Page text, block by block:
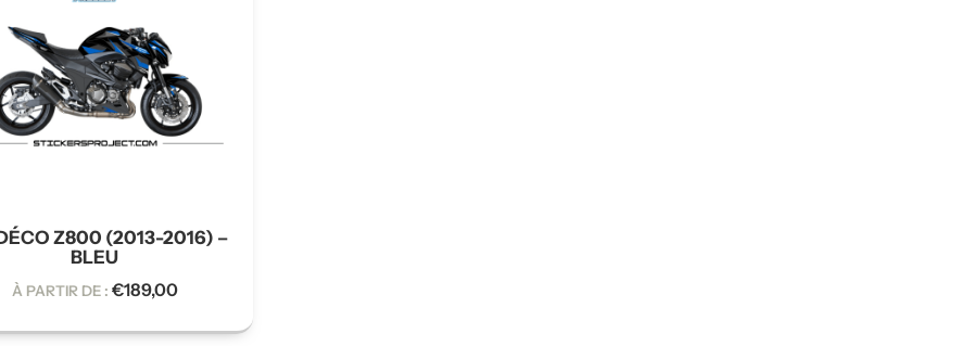
Z800 (2013-2016) –
BLEU
À PARTIR DE : €189,00